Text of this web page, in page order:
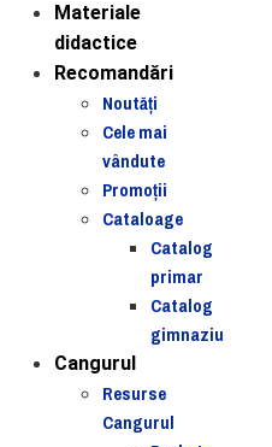
Materiale
didactice
Recomandări
Noutăţi
Cele mai
vândute
Promoții
Cataloage
Catalog
primar
Catalog
gimnaziu
Cangurul
Resurse
Cangurul